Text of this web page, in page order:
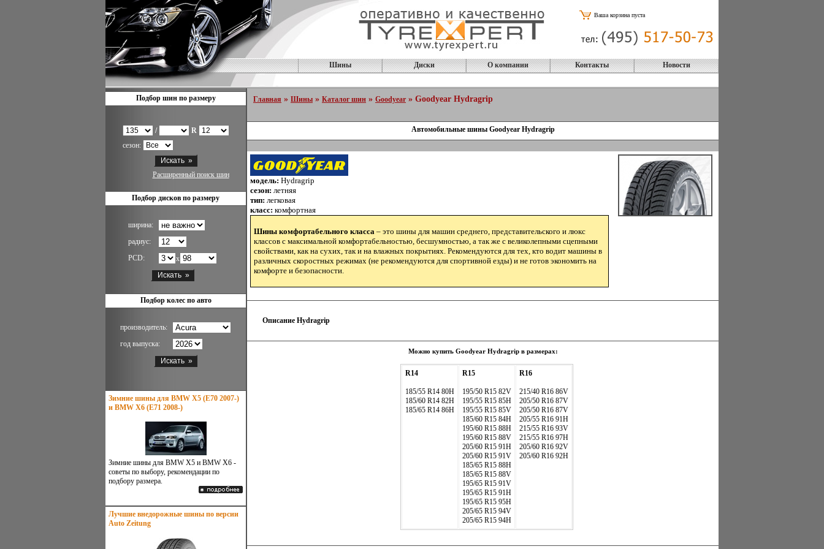
Ваша корзина пуста
Шины Диски О компании Контакты Новости
Подбор шин по размеру
/
R
сезон:
Расширенный поиск шин
Подбор дисков по размеру
ширина:
радиус:
PCD:
x
Подбор колес по авто
производитель:
год выпуска:
Зимние шины для BMW X5 (E70 2007-)
и BMW X6 (E71 2008-)
Зимние шины для BMW X5 и BMW X6 -
советы по выбору, рекомендации по
подбору размера.
Лучшие внедорожные шины по версии
Auto Zeitung
Главная » Шины » Каталог шин » Goodyear » Goodyear Hydragrip
Автомобильные шины Goodyear Hydragrip
модель: Hydragrip
сезон: летняя
тип: легковая
класс: комфортная
Шины комфортабельного класса – это шины для машин среднего, представительского и люкс
классов с максимальной комфортабельностью, бесшумностью, а так же с великолепными сцепными
свойствами, как на сухих, так и на влажных покрытиях. Рекомендуются для тех, кто водит машины в
различных скоростных режимах (не рекомендуются для спортивной езды) и не готов экономить на
комфорте и безопасности.
Описание Hydragrip
Можно купить Goodyear Hydragrip в размерах:
R14
185/55 R14 80H
185/60 R14 82H
185/65 R14 86H
R15
195/50 R15 82V
195/55 R15 85H
195/55 R15 85V
185/60 R15 84H
195/60 R15 88H
195/60 R15 88V
205/60 R15 91H
205/60 R15 91V
185/65 R15 88H
185/65 R15 88V
195/65 R15 91V
195/65 R15 91H
195/65 R15 95H
205/65 R15 94V
205/65 R15 94H
R16
215/40 R16 86V
205/50 R16 87V
205/50 R16 87V
205/55 R16 91H
215/55 R16 93V
215/55 R16 97H
205/60 R16 92V
205/60 R16 92H